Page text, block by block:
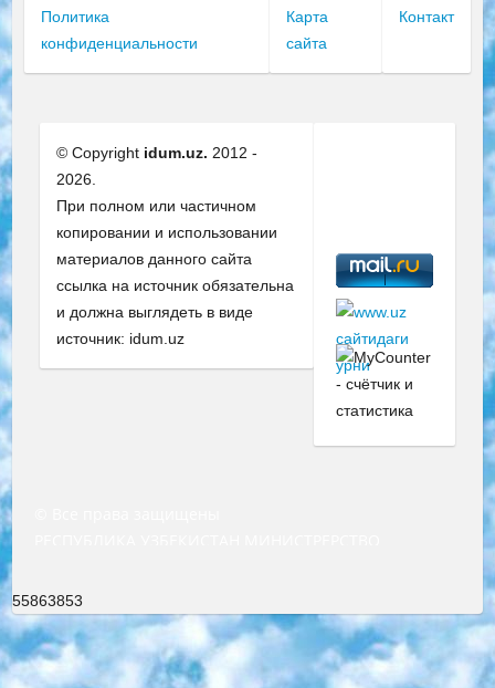
Политика
конфиденциальности
Карта
сайта
Контакт
© Copyright idum.uz. 2012 -
2026.
При полном или частичном
копировании и использовании
материалов данного сайта
ссылка на источник обязательна
и должна выглядеть в виде
источник: idum.uz
55863853